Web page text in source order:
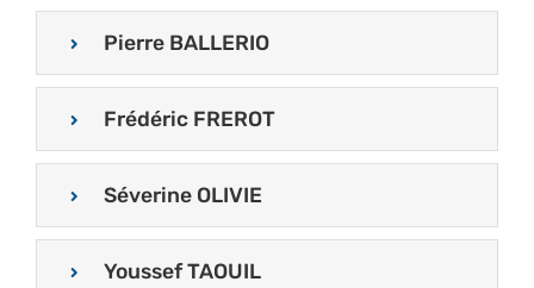
Pierre BALLERIO
Frédéric FREROT
Séverine OLIVIE
Youssef TAOUIL